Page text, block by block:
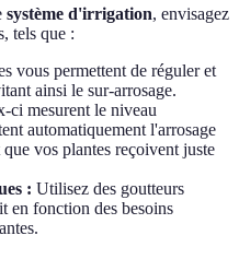
système d'irrigation, envisagez
tels que :
vous permettent de réguler et
ainsi le sur-arrosage.
ci mesurent le niveau
automatiquement l'arrosage
vos plantes reçoivent juste
: Utilisez des goutteurs
en fonction des besoins